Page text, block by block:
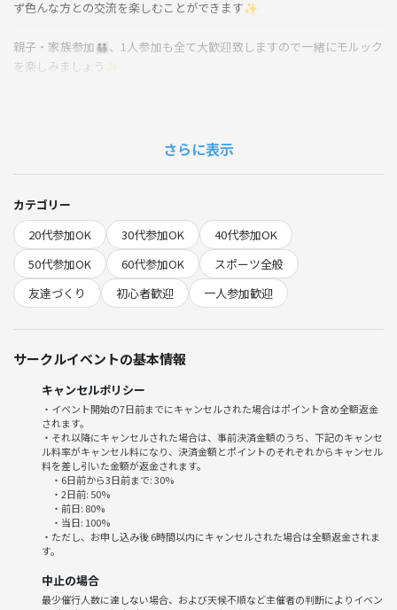
ず色んな方との交流を楽しむことができます✨
親子・家族参加👨‍👨‍👧‍👦、1人参加も全て大歓迎致しますので一緒にモルック
を楽しみましょう✨
（10:15まで受付、途中参加（30分以上遅れる）の方はご連絡くださ
い）
【会場】
若宮大通り高架下 (名城線矢場町駅3番出口から南東に徒歩5分、キング
観光向かいの高架下)
【参加費】
【持ち物】
お飲み物、モルックを楽しむ気持ち。
【その他】
当日キャンセルの方は必ずご連絡をお願いします。雨天決行します。
さらに表示
カテゴリー
20代参加OK
30代参加OK
40代参加OK
50代参加OK
60代参加OK
スポーツ全般
友達づくり
初心者歓迎 一人参加歓迎
サークルイベントの基本情報
キャンセルポリシー
・イベント開始の7日前までにキャンセルされた場合はポイント含め全額返金
されます。
・それ以降にキャンセルされた場合は、事前決済金額のうち、下記のキャンセ
ル料率がキャンセル料になり、決済金額とポイントのそれぞれからキャンセル
料を差し引いた金額が返金されます。
・6日前から3日前まで: 30%
・2日前: 50%
・前日: 80%
・当日: 100%
・ただし、お申し込み後 6時間以内にキャンセルされた場合は全額返金されま
す。
中止の場合
最少催行人数に達しない場合、および天候不順など主催者の判断によりイベン